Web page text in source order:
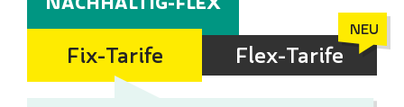
Fix-Tarife Flex-Tarife